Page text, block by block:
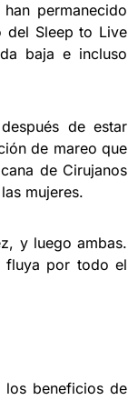
permanecido
del Sleep to Live
baja e incluso
de estar
de mareo que
de Cirujanos
mujeres.
y luego ambas.
fluya por todo el
los beneficios de